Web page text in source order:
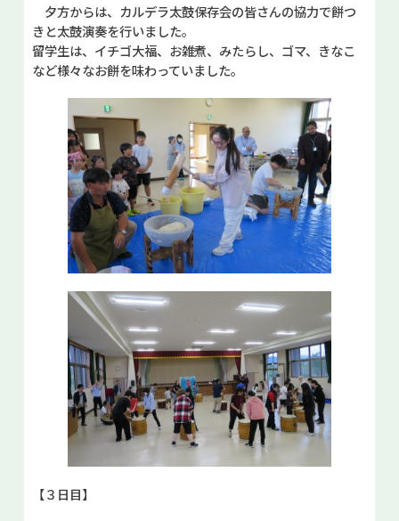
夕方からは、カルデラ太鼓保存会の皆さんの協力で餅つ
きと太鼓演奏を行いました。
留学生は、イチゴ大福、お雑煮、みたらし、ゴマ、きなこ
など様々なお餅を味わっていました。
【３日目】